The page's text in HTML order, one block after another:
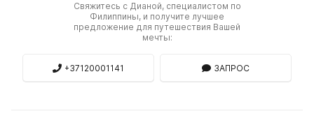
Свяжитесь c Дианой, специалистом по
Филиппины, и получите лучшее
предложение для путешествия Вашей
мечты:
+37120001141 ЗАПРОС